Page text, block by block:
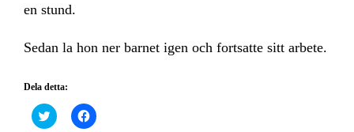
en stund.
Sedan la hon ner barnet igen och fortsatte sitt arbete.
Dela detta:
Klicka
för
Klicka
för